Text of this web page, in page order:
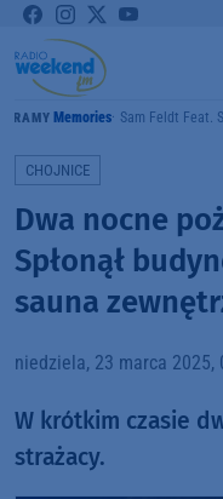
GRAMY Memories Sam Feldt Feat.
CHOJNICE
Dwa nocne
Spłonął
sauna
niedziela, 23 marca 2025,
W krótkim czasie
strażacy.